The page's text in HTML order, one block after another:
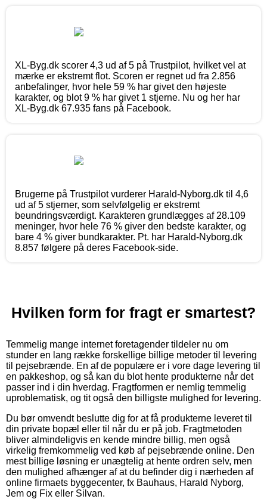
XL-Byg.dk scorer 4,3 ud af 5 på Trustpilot, hvilket vel at
mærke er ekstremt flot. Scoren er regnet ud fra 2.856
anbefalinger, hvor hele 59 % har givet den højeste
karakter, og blot 9 % har givet 1 stjerne. Nu og her har
XL-Byg.dk 67.935 fans på Facebook.
Brugerne på Trustpilot vurderer Harald-Nyborg.dk til 4,6
ud af 5 stjerner, som selvfølgelig er ekstremt
beundringsværdigt. Karakteren grundlægges af 28.109
meninger, hvor hele 76 % giver den bedste karakter, og
bare 4 % giver bundkarakter. Pt. har Harald-Nyborg.dk
8.857 følgere på deres Facebook-side.
Hvilken form for fragt er smartest?
Temmelig mange internet foretagender tildeler nu om
stunder en lang række forskellige billige metoder til levering
til pejsebrænde. En af de populære er i vore dage levering til
en pakkeshop, og så kan du blot hente produkterne når det
passer ind i din hverdag. Fragtformen er nemlig temmelig
uproblematisk, og tit også den billigste mulighed for levering.
Du bør omvendt beslutte dig for at få produkterne leveret til
din private bopæl eller til når du er på job. Fragtmetoden
bliver almindeligvis en kende mindre billig, men også
virkelig fremkommelig ved køb af pejsebrænde online. Den
mest billige løsning er unægtelig at hente ordren selv, men
den mulighed afhænger af at du befinder dig i nærheden af
online firmaets byggecenter, fx Bauhaus, Harald Nyborg,
Jem og Fix eller Silvan.